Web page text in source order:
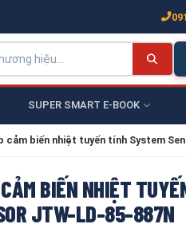
SUPER SMART E-BOOK
cảm biến nhiệt tuyến tính System
BIẾN NHIỆT
JTW-LD-85-887N